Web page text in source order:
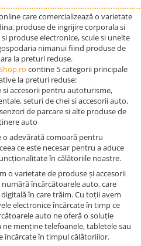
care comercializează o varietate
produse de ingrijire corporala si
produse electronice, scule si unelte
nimanui fiind produse de
la preturi reduse.
contine 5 categorii principale
la preturi reduse:
si accesorii pentru autoturisme,
seturi de chei si accesorii auto,
de parcare si alte produse de
auto
o adevărată comoară pentru
ce este necesar pentru a aduce
în călătoriile noastre.
o varietate de produse și accesorii
încărcătoarele auto, care
în care trăim. Cu toții avem
electronice încărcate în timp ce
auto ne oferă o soluție
menține telefoanele, tabletele sau
încărcate în timpul călătoriilor.